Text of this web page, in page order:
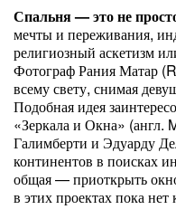
Спальня — это не
мечты и переживания,
религиозный аскетизм
Фотограф Рания Матар
всему свету, снимая
Подобная идея
«Зеркала и Окна»
Галимберти и Эдуарду
континентов в поисках
общая — приоткрыть
в этих проектах пока